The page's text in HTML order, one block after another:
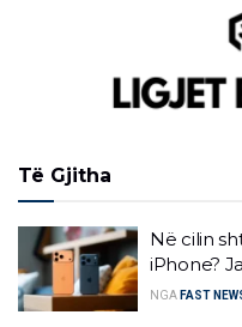
Të Gjitha
Në cilin
iPhone?
NGA FAST